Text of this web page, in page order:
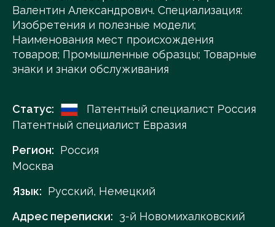
Валентин Александрович. Специализация:
Изобретения и полезные модели;
Наименования мест происхождения
товаров; Промышленные образцы; Товарные
знаки и знаки обслуживания
Статус:
Патентный специалист Россия
Патентный специалист Евразия
Регион: Россия
Москва
Язык: Русский, Немецкий
Адрес переписки: 3-й Новомихалковский